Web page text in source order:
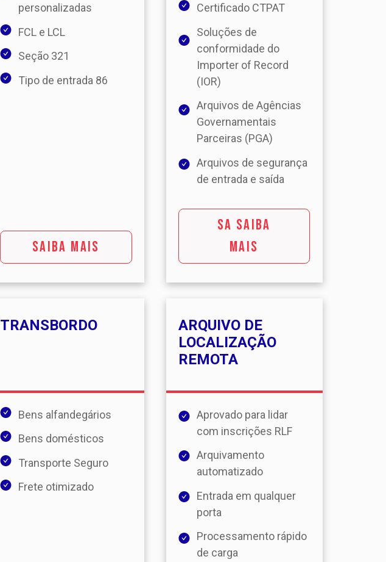
personalizadas
FCL e LCL
Seção 321
Tipo de entrada 86
SAIBA MAIS
Certificado CTPAT
Soluções de
conformidade do
Importer of Record
(IOR)
Arquivos de Agências
Governamentais
Parceiras (PGA)
Arquivos de segurança
de entrada e saída
SA SAIBA
MAIS
TRANSBORDO
Bens alfandegários
Bens domésticos
Transporte Seguro
Frete otimizado
ARQUIVO DE
LOCALIZAÇÃO
REMOTA
Aprovado para lidar
com inscrições RLF
Arquivamento
automatizado
Entrada em qualquer
porta
Processamento rápido
de carga